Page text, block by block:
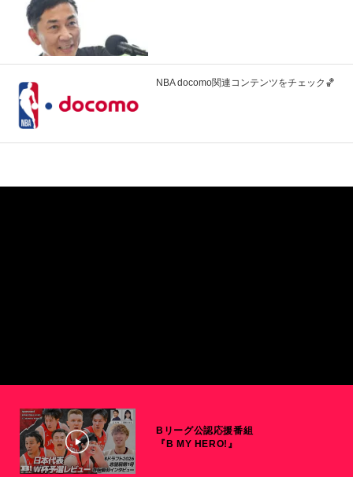
NBA docomo関連コンテンツをチェック🏀
Bリーグ公認応援番組
『B MY HERO!』